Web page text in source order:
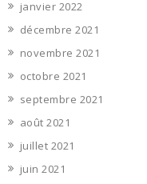
janvier 2022
décembre 2021
novembre 2021
octobre 2021
septembre 2021
août 2021
juillet 2021
juin 2021